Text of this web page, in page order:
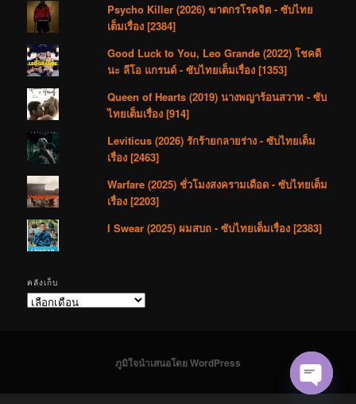
Psycho Killer (2026) ฆาตกรโรคจิต - ซับไทย
เต็มเรื่อง [2384]
Good Luck to You, Leo Grande (2022) โชคดี
นะ ลีโอ แกรนด์ - ซับไทยเต็มเรื่อง [1353]
Queen of Hearts (2019) นางพญาร้อนสวาท - ซับ
ไทยเต็มเรื่อง [914]
Leviticus (2026) รักร้ายกลายร่าง - ซับไทยเต็ม
เรื่อง [2463]
Warfare (2025) ชั่วโมงสงครามเดือด - ซับไทยเต็ม
เรื่อง [2203]
I Swear (2025) ผมสบถ - ซับไทยเต็มเรื่อง [2383]
คลังเก็บ
คลัง
ภูมิใจนำเสนอโดย WordPress